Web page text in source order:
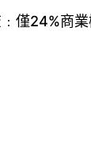
僅24%商